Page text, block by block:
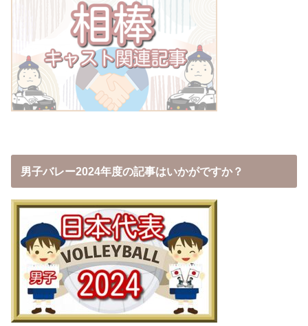
男子バレー2024年度の記事はいかがですか？